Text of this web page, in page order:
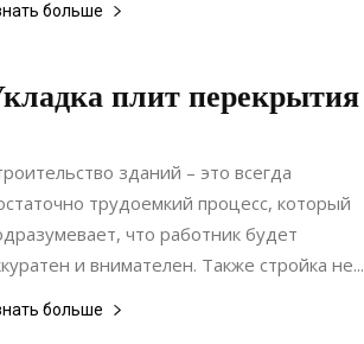
больше
плит перекрытия
04.10.2017 0
зданий – это всегда
трудоемкий процесс, который
что работник будет
и внимателен. Также стройка не...
больше